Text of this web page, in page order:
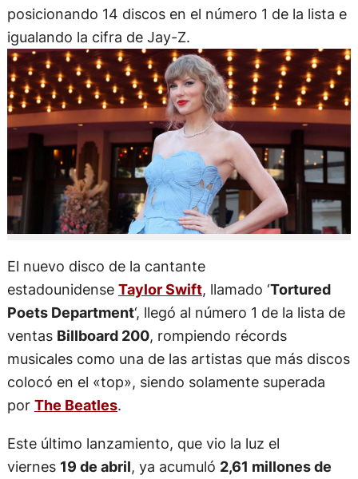
posicionando 14 discos en el número 1 de la lista e
igualando la cifra de Jay-Z.
El nuevo disco de la cantante
estadounidense Taylor Swift, llamado ‘Tortured
Poets Department‘, llegó al número 1 de la lista de
ventas Billboard 200, rompiendo récords
musicales como una de las artistas que más discos
colocó en el «top», siendo solamente superada
por The Beatles.
Este último lanzamiento, que vio la luz el
viernes 19 de abril, ya acumuló 2,61 millones de